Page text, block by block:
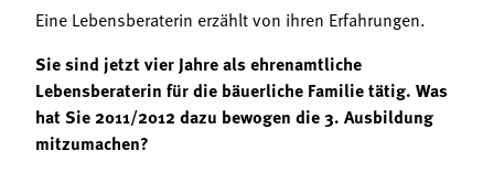
Eine Lebensberaterin erzählt von ihren Erfahrungen.
Sie sind jetzt vier Jahre als ehrenamtliche
Lebensberaterin für die bäuerliche Familie tätig. Was
hat Sie 2011/2012 dazu bewogen die 3. Ausbildung
mitzumachen?